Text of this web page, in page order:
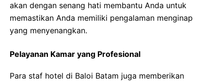
akan dengan senang hati membantu Anda untuk
memastikan Anda memiliki pengalaman menginap
yang menyenangkan.
Pelayanan Kamar yang Profesional
Para staf hotel di Baloi Batam juga memberikan